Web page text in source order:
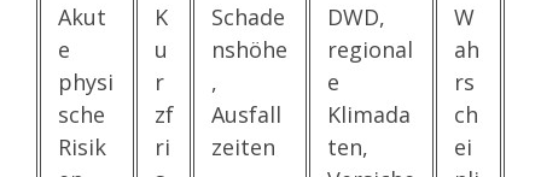
Akut
e
physi
sche
Risik
K
u
r
zf
ri
Schade
nshöhe
,
Ausfall
zeiten
DWD,
regional
e
Klimada
ten,
W
ah
rs
ch
ei